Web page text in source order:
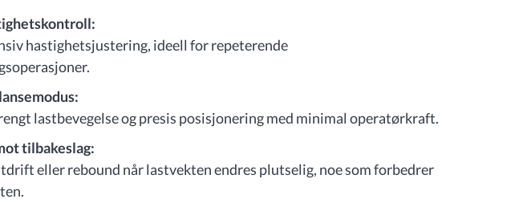
hastighetsjustering, ideell for repeterende
lastbevegelse og presis posisjonering med minimal operatørkraft.
tilbakeslag:
eller rebound når lastvekten endres plutselig, noe som forbedrer